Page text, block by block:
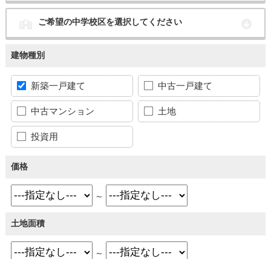
ご希望の中学校区を選択してください
建物種別
新築一戸建て 中古一戸建て
中古マンション 土地
投資用
価格
～
土地面積
～